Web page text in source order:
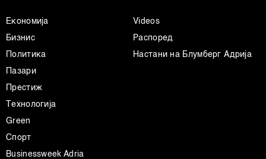
Економија
Бизнис
Политика
Пазари
Престиж
Технологија
Green
Спорт
Businessweek Adria
Videos
Распоред
Настани на Блумберг Адрија